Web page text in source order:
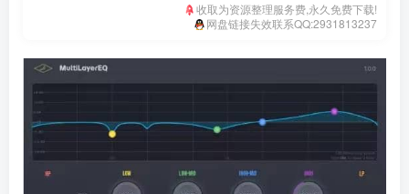
收取为资源整理服务费,永久免费下载!
网盘链接失效联系QQ:2931813237